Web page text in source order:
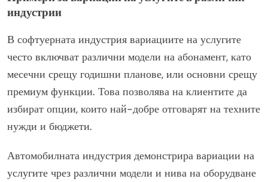
индустрии
В софтуерната индустрия вариациите на услугите
често включват различни модели на абонамент, като
месечни срещу годишни планове, или основни срещу
премиум функции. Това позволява на клиентите да
избират опции, които най-добре отговарят на техните
нужди и бюджети.
Автомобилната индустрия демонстрира вариации на
услугите чрез различни модели и нива на оборудване